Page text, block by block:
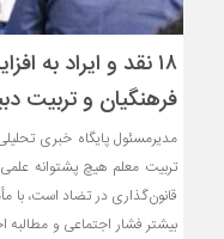
۱۸ نقد و ایراد به
فرهنگیان و تربیت
مدیرمسئول پایگاه خبری
تربیت معلم هیچ پشتوانه
قانون‌گذاری در تضاد است، با
بیشتر فشار اجتماعی و مطالبه